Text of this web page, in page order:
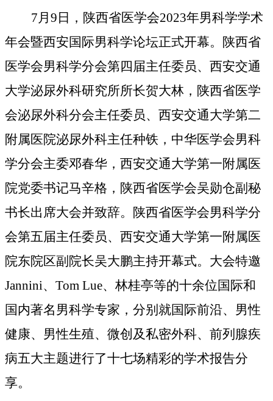
7月9日，陕西省医学会2023年男科学学术
年会暨西安国际男科学论坛正式开幕。陕西省
医学会男科学分会第四届主任委员、西安交通
大学泌尿外科研究所所长贺大林，陕西省医学
会泌尿外科分会主任委员、西安交通大学第二
附属医院泌尿外科主任种铁，中华医学会男科
学分会主委邓春华，西安交通大学第一附属医
院党委书记马辛格，陕西省医学会吴勋仓副秘
书长出席大会并致辞。陕西省医学会男科学分
会第五届主任委员、西安交通大学第一附属医
院东院区副院长吴大鹏主持开幕式。大会特邀
Jannini、Tom Lue、林桂亭等的十余位国际和
国内著名男科学专家，分别就国际前沿、男性
健康、男性生殖、微创及私密外科、前列腺疾
病五大主题进行了十七场精彩的学术报告分
享。